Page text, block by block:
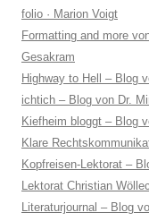
folio · Marion Voigt
Formatting and more
Gesakram
Highway to Hell – Blog
ichtich – Blog von Dr.
Kiefheim bloggt – Blog
Klare
Kopfreisen-Lektorat –
Lektorat Christian
Literaturjournal – Blog